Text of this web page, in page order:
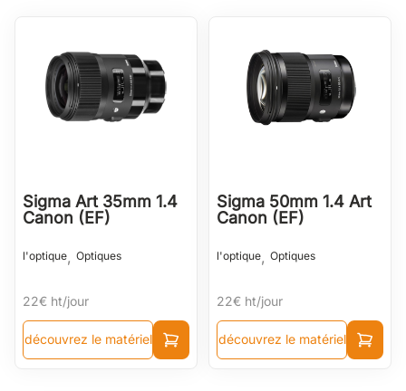
Sigma Art 35mm 1.4
Canon (EF)
l'optique, Optiques
22€ ht/jour
découvrez le matériel
Sigma 50mm 1.4 Art
Canon (EF)
l'optique, Optiques
22€ ht/jour
découvrez le matériel